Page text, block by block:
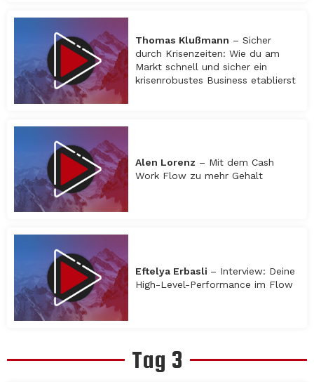
Thomas Klußmann – Sicher
durch Krisenzeiten: Wie du am
Markt schnell und sicher ein
krisenrobustes Business etablierst
Alen Lorenz – Mit dem Cash
Work Flow zu mehr Gehalt
Eftelya Erbasli – Interview: Deine
High-Level-Performance im Flow
Tag 3